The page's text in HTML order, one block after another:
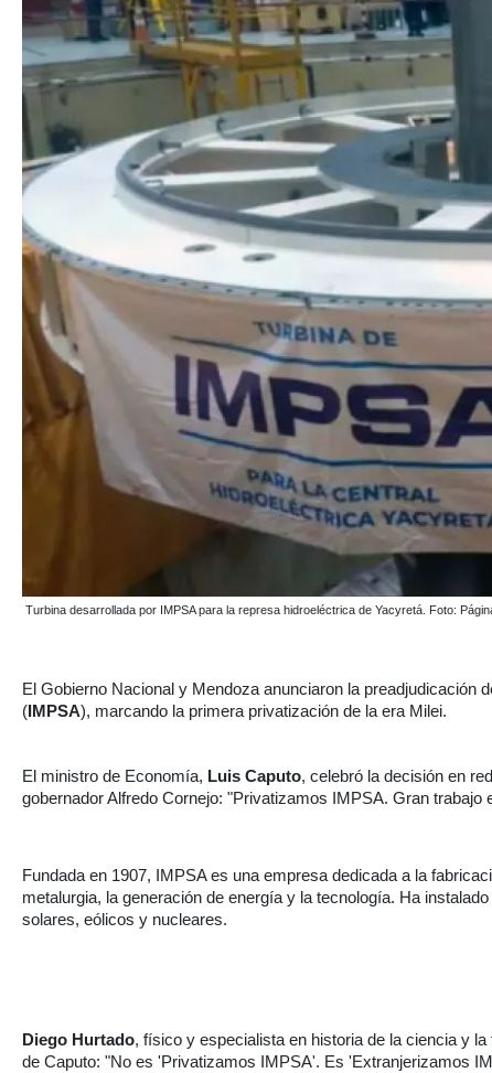
Turbina desarrollada por IMPSA para la represa hidroeléctrica de Yacyretá. Foto:
El Gobierno Nacional y Mendoza anunciaron la
( IMPSA), marcando la primera privatización de la era Milei.
El ministro de Economía, Luis Caputo, celebró la decisión en
gobernador Alfredo Cornejo: "Privatizamos IMPSA. Gran trabajo
Fundada en 1907, IMPSA es una empresa dedicada a la
metalurgia, la generación de energía y la tecnología. Ha
solares, eólicos y nucleares.
Diego Hurtado, físico y especialista en historia de la ciencia y
de Caputo: "No es 'Privatizamos IMPSA'. Es 'Extranjerizamos